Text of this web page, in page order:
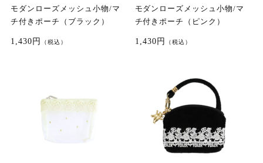
モダンローズメッシュ小物/マ
チ付きポーチ（ブラック）
1,430円 （税込）
モダンローズメッシュ小物/マ
チ付きポーチ（ピンク）
1,430円 （税込）